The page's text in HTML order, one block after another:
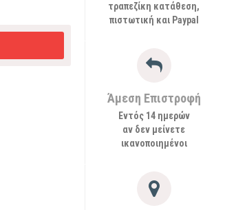
τραπεζίκη κατάθεση,
πιστωτική και Paypal
Άμεση Επιστροφή
Εντός 14 ημερών
αν δεν μείνετε
ικανοποιημένοι